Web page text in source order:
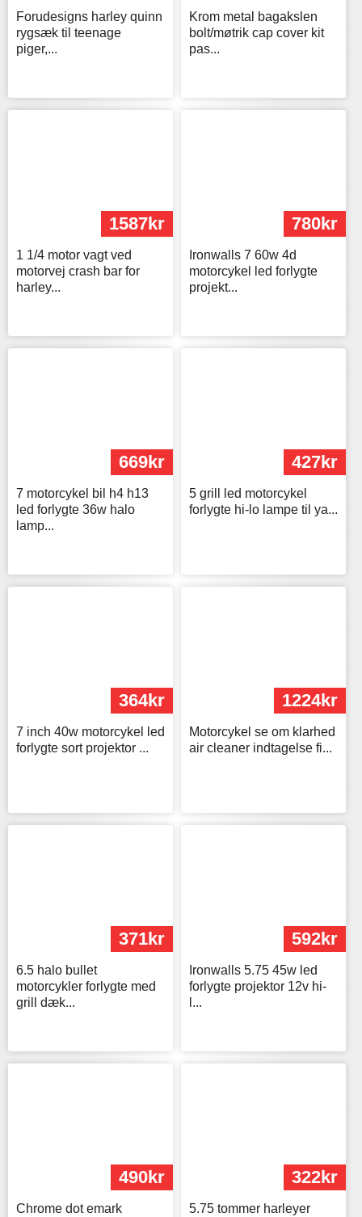
Forudesigns harley quinn
rygsæk til teenage
piger,...
Krom metal bagakslen
bolt/møtrik cap cover kit
pas...
1587kr
1 1/4 motor vagt ved
motorvej crash bar for
harley...
780kr
Ironwalls 7 60w 4d
motorcykel led forlygte
projekt...
669kr
7 motorcykel bil h4 h13
led forlygte 36w halo
lamp...
427kr
5 grill led motorcykel
forlygte hi-lo lampe til ya...
364kr
7 inch 40w motorcykel led
forlygte sort projektor ...
1224kr
Motorcykel se om klarhed
air cleaner indtagelse fi...
371kr
6.5 halo bullet
motorcykler forlygte med
grill dæk...
592kr
Ironwalls 5.75 45w led
forlygte projektor 12v hi-
l...
490kr
Chrome dot emark
322kr
5.75 tommer harleyer